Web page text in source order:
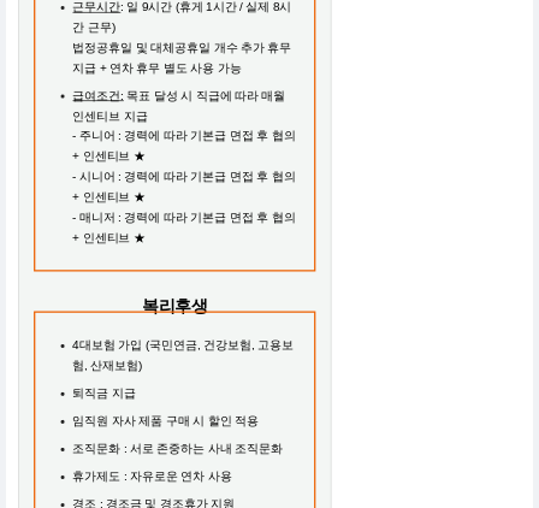
근무시간: 일 9시간 (휴게 1시간 / 실제 8시
간 근무)
법정공휴일 및 대체공휴일 개수 추가 휴무
지급 + 연차 휴무 별도 사용 가능
급여조건: 목표 달성 시 직급에 따라 매월
인센티브 지급
- 주니어 : 경력에 따라 기본급 면접 후 협의
+ 인센티브 ★
- 시니어 : 경력에 따라 기본급 면접 후 협의
+ 인센티브 ★
- 매니저 : 경력에 따라 기본급 면접 후 협의
+ 인센티브 ★
복리후생
4대보험 가입 (국민연금, 건강보험, 고용보
험, 산재보험)
퇴직금 지급
임직원 자사 제품 구매 시 할인 적용
조직문화 : 서로 존중하는 사내 조직문화
휴가제도 : 자유로운 연차 사용
경조 : 경조금 및 경조휴가 지원